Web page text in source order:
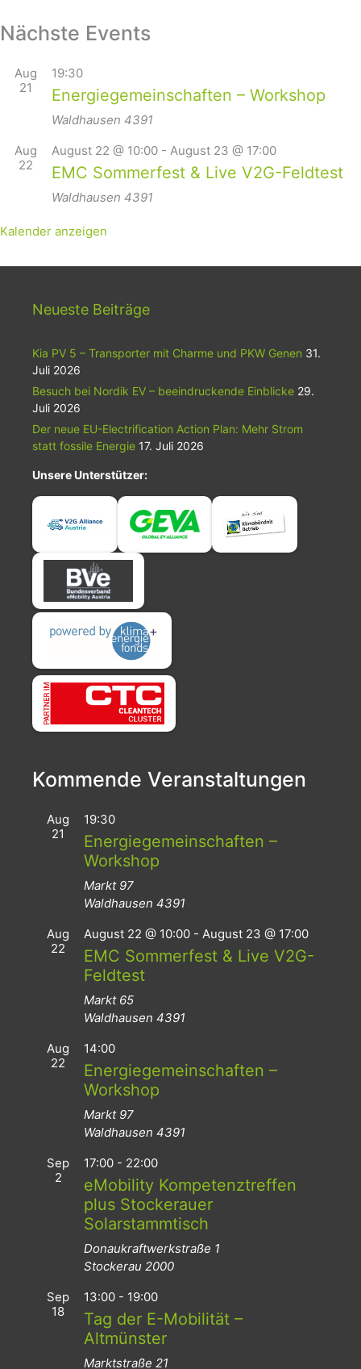
Nächste Events
Aug
21
19:30
Energiegemeinschaften – Workshop
Waldhausen 4391
Aug
22
August 22 @ 10:00 - August 23 @ 17:00
EMC Sommerfest & Live V2G-Feldtest
Waldhausen 4391
Kalender anzeigen
Neueste Beiträge
Kia PV 5 – Transporter mit Charme und PKW Genen 31.
Juli 2026
Besuch bei Nordik EV – beeindruckende Einblicke 29.
Juli 2026
Der neue EU-Electrification Action Plan: Mehr Strom
statt fossile Energie 17. Juli 2026
Unsere Unterstützer:
Kommende Veranstaltungen
Aug
21
19:30
Energiegemeinschaften –
Workshop
Markt 97
Waldhausen 4391
Aug
22
August 22 @ 10:00 - August 23 @ 17:00
EMC Sommerfest & Live V2G-
Feldtest
Markt 65
Waldhausen 4391
Aug
22
14:00
Energiegemeinschaften –
Workshop
Markt 97
Waldhausen 4391
Sep
2
17:00 - 22:00
eMobility Kompetenztreffen
plus Stockerauer
Solarstammtisch
Donaukraftwerkstraße 1
Stockerau 2000
Sep
18
13:00 - 19:00
Tag der E-Mobilität –
Altmünster
Marktstraße 21